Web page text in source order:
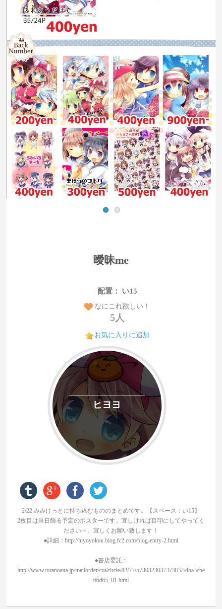
曖昧me
配置： い15
なにこれ欲しい！
5人
お気に入りに追加
ヒヨヨ
2/22 みみけっとに持ち込むもののまとめです。【スペース：い15】
2枚目は当日飾る予定のポスターです。宜しければ目印にしてやってく
ださい～。宜しくお願い致します！
●詳細：http://hiyoyokou.blog.fc2.com/blog-entry-2.html
●書店委託：
http://www.toranoana.jp/mailorder/cot/circle/82/77/5730323037373832/dba3cbe
66d65_01.html